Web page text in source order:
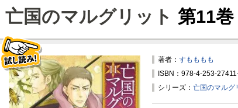
亡国のマルグリット 第11巻
著者： すもももも
ISBN：978-4-253-
シリーズ： 亡国のマルグ
試し読み！